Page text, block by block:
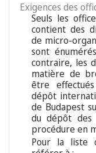
Exigences des
Seuls les
contient des
de micro-
sont
contraire, les
matière de
être
dépôt
de Budapest
du dépôt des
procédure en
Pour la liste